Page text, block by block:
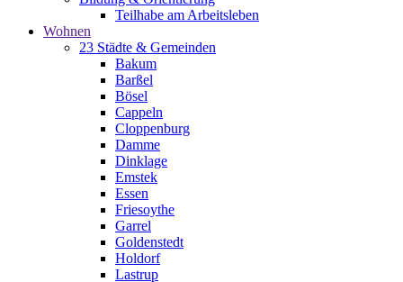
Teilhabe am Arbeitsleben
Wohnen
23 Städte & Gemeinden
Bakum
Barßel
Bösel
Cappeln
Cloppenburg
Damme
Dinklage
Emstek
Essen
Friesoythe
Garrel
Goldenstedt
Holdorf
Lastrup